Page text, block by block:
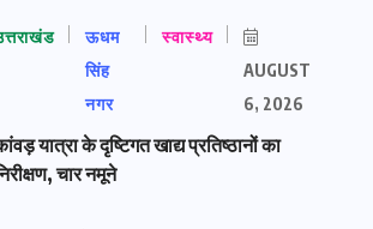
ऊधम
सिंह
नगर
स्वास्थ्य
AUGUST
6, 2026
यात्रा के दृष्टिगत खाद्य प्रतिष्ठानों का
चार नमूने